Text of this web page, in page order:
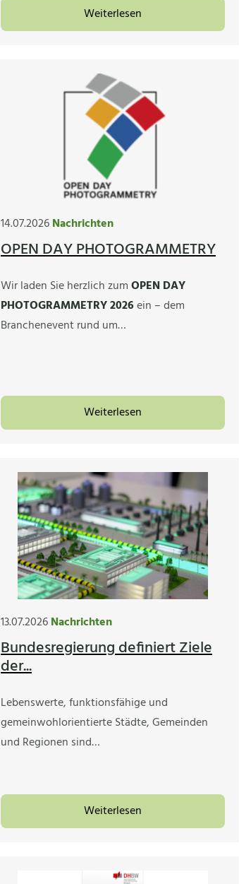
Weiterlesen
14.07.2026Nachrichten
OPEN DAY PHOTOGRAMMETRY
Wir laden Sie herzlich zumOPEN DAY
PHOTOGRAMMETRY 2026ein – dem
Branchenevent rund um…
Weiterlesen
13.07.2026Nachrichten
Bundesregierung definiert Ziele
der...
Lebenswerte, funktionsfähige und
gemeinwohlorientierte Städte, Gemeinden
und Regionen sind…
Weiterlesen